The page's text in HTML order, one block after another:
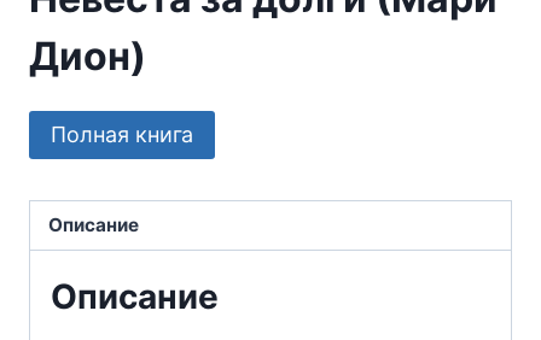
Дион)
Полная книга
Описание
Описание